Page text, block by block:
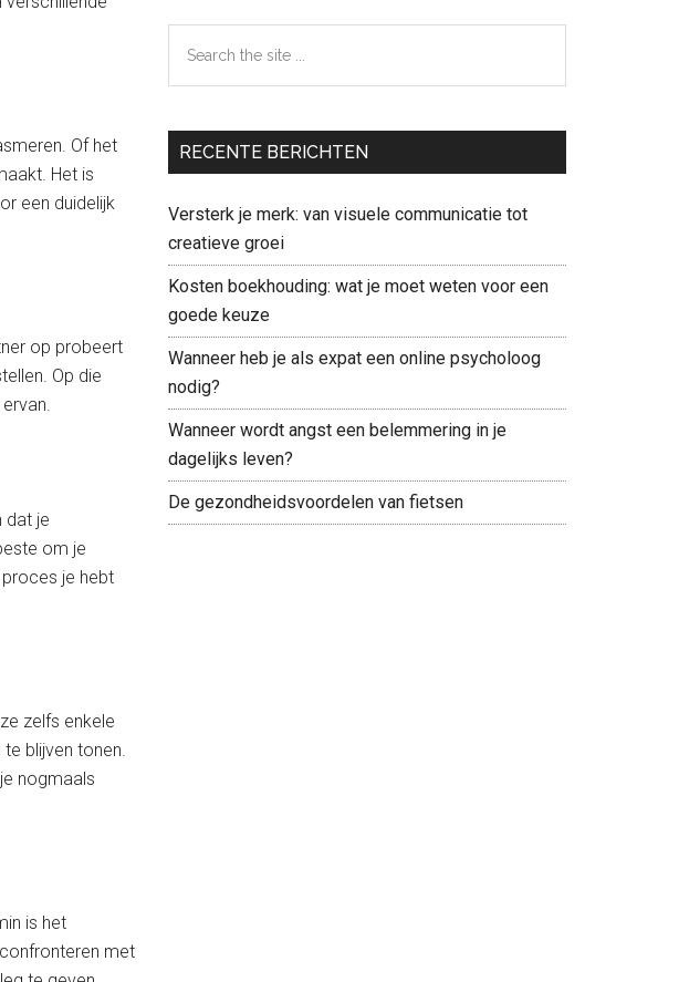
Of het
Het is
een duidelijk
op probeert
Op die
dat je
om je
je hebt
zelfs enkele
blijven tonen.
nogmaals
is het
met
the
RECENTE BERICHTEN
Versterk je merk: van visuele communicatie tot
creatieve groei
Kosten boekhouding: wat je moet weten voor een
goede keuze
Wanneer heb je als expat een online psycholoog
nodig?
Wanneer wordt angst een belemmering in je
dagelijks leven?
De gezondheidsvoordelen van fietsen